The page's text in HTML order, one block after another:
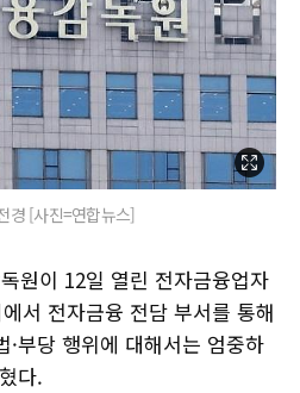
경 [사진=연합뉴스]
원이 12일 열린 전자금융업자
서 전자금융 전담 부서를 통해
·부당 행위에 대해서는 엄중하
다.